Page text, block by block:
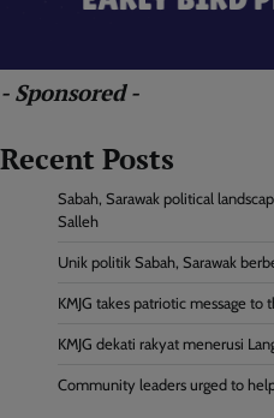
- Sponsored -
Recent Posts
Sabah, Sarawak political
Salleh
Unik politik Sabah, Sarawak
KMJG takes patriotic message
KMJG dekati rakyat menerusi
Community leaders urged to